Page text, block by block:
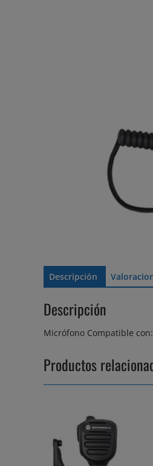
Descripción
Descripción
Micrófono Compatible con:
Productos